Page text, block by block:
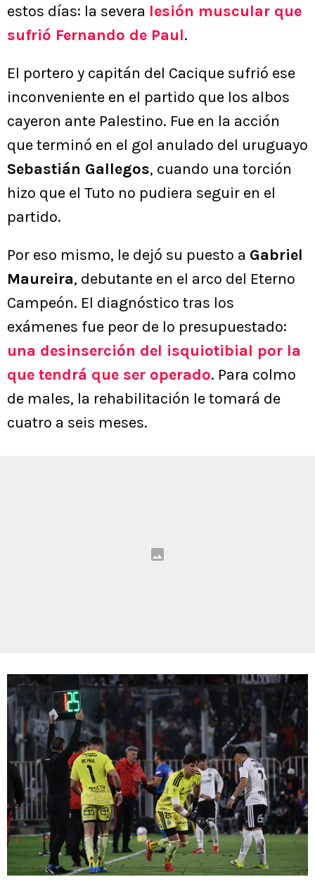
estos días: la severa lesión muscular que
sufrió Fernando de Paul.
El portero y capitán del Cacique sufrió ese
inconveniente en el partido que los albos
cayeron ante Palestino. Fue en la acción
que terminó en el gol anulado del uruguayo
Sebastián Gallegos, cuando una torción
hizo que el Tuto no pudiera seguir en el
partido.
Por eso mismo, le dejó su puesto a Gabriel
Maureira, debutante en el arco del Eterno
Campeón. El diagnóstico tras los
exámenes fue peor de lo presupuestado:
una desinserción del isquiotibial por la
que tendrá que ser operado. Para colmo
de males, la rehabilitación le tomará de
cuatro a seis meses.